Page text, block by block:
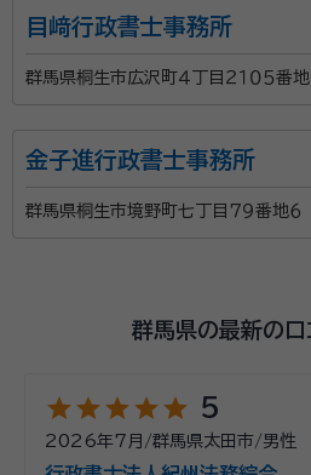
目﨑行政書士事務所
群馬県桐生市広沢町４丁目２１０５番地
金子進行政書士事務所
群馬県桐生市境野町七丁目７９番地６
群馬県の最新の口
starstarstarstarstar 5
2026年7月 /群馬県太田市/男性